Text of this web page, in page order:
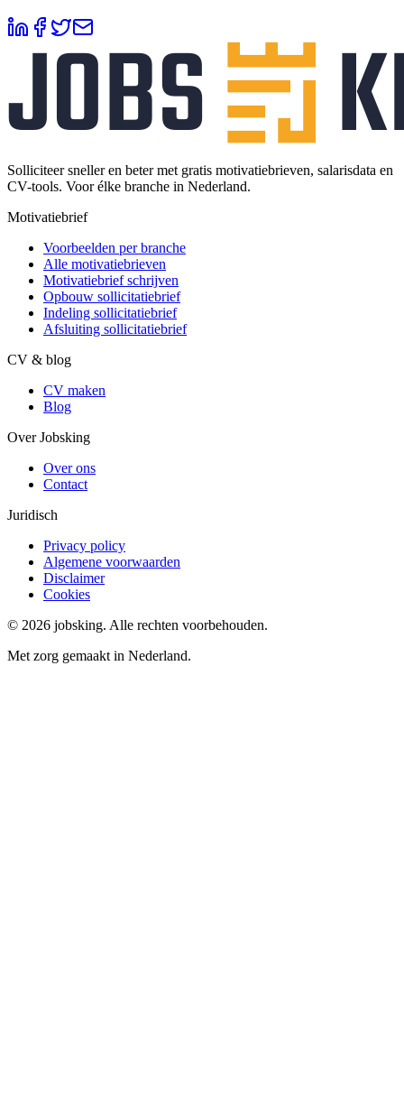
Solliciteer sneller en beter met gratis motivatiebrieven, salarisdata en
CV-tools. Voor élke branche in Nederland.
Motivatiebrief
Voorbeelden per branche
Alle motivatiebrieven
Motivatiebrief schrijven
Opbouw sollicitatiebrief
Indeling sollicitatiebrief
Afsluiting sollicitatiebrief
CV & blog
CV maken
Blog
Over Jobsking
Over ons
Contact
Juridisch
Privacy policy
Algemene voorwaarden
Disclaimer
Cookies
© 2026 jobsking. Alle rechten voorbehouden.
Met zorg gemaakt in Nederland.